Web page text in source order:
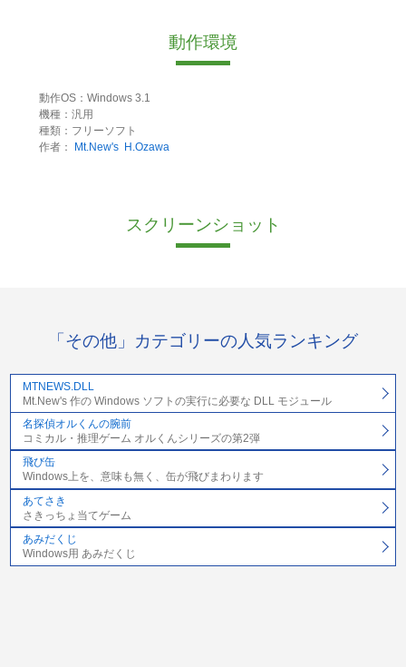
動作環境
動作OS：Windows 3.1
機種：汎用
種類：フリーソフト
作者：
Mt.New's H.Ozawa
スクリーンショット
「その他」カテゴリーの人気ランキング
MTNEWS.DLL
Mt.New's 作の Windows ソフトの実行に必要な DLL モジュール
名探偵オルくんの腕前
コミカル・推理ゲーム オルくんシリーズの第2弾
飛び缶
Windows上を、意味も無く、缶が飛びまわります
あてさき
さきっちょ当てゲーム
あみだくじ
Windows用 あみだくじ